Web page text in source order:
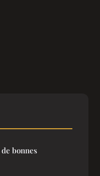
bonnes